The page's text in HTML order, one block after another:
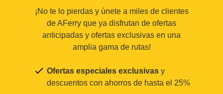
¡No te lo pierdas y únete a miles de clientes
de AFerry que ya disfrutan de ofertas
anticipadas y ofertas exclusivas en una
amplia gama de rutas!
Ofertas especiales exclusivas y
descuentos con ahorros de hasta el 25%